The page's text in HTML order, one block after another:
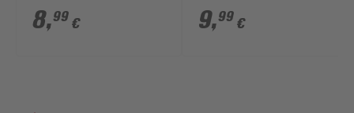
8,99 € 9,99 €